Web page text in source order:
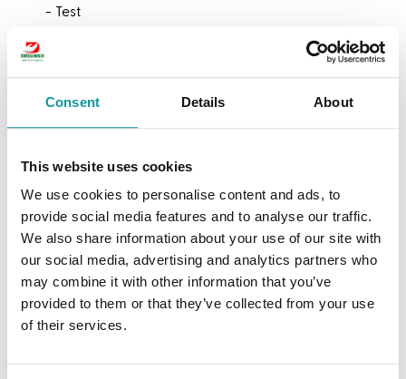
Consent Details About
This website uses cookies
We use cookies to personalise content and ads, to
provide social media features and to analyse our traffic.
We also share information about your use of our site with
our social media, advertising and analytics partners who
may combine it with other information that you’ve
provided to them or that they’ve collected from your use
of their services.
Test
Test 3
En dan weer een regel maar dan met een
genummerde lijst:
Test
Test
Met meerdere verdiepingen: